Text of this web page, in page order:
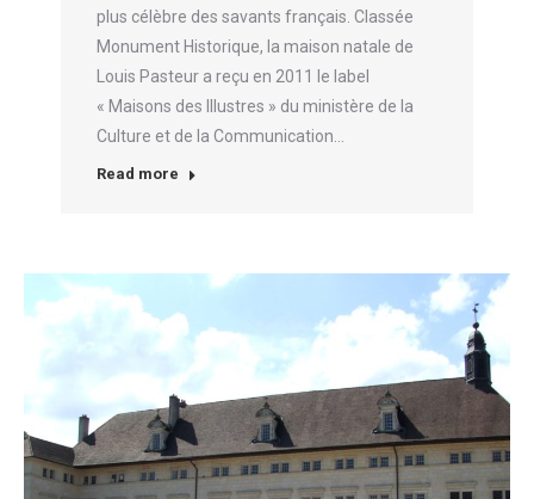
plus célèbre des savants français. Classée
Monument Historique, la maison natale de
Louis Pasteur a reçu en 2011 le label
« Maisons des Illustres » du ministère de la
Culture et de la Communication…
Read more